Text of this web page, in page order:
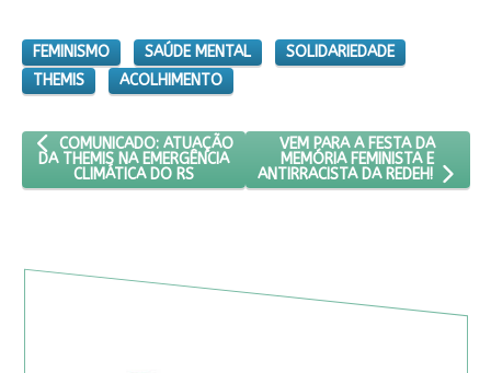
FEMINISMO SAÚDE MENTAL
SOLIDARIEDADE
THEMIS
ACOLHIMENTO
ARTIGO ANTERIOR: COMUNICADO: ATUAÇÃO DA THEMIS NA
COMUNICADO: ATUAÇÃO
DA THEMIS NA EMERGÊNCIA
CLIMÁTICA DO RS
PRÓXIMO ARTIGO: VEM PARA
VEM PARA A FESTA DA
MEMÓRIA FEMINISTA E
ANTIRRACISTA DA REDEH!